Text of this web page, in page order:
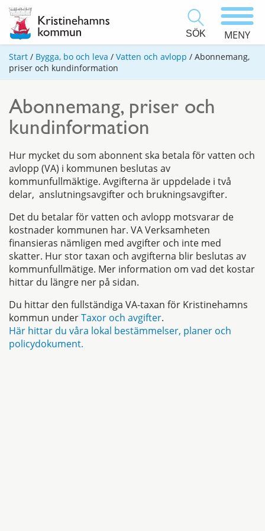
SÖK MENY
Start / Bygga, bo och leva / Vatten och avlopp / Abonnemang,
priser och kundinformation
Abonnemang, priser och
kundinformation
Hur mycket du som abonnent ska betala för vatten och
avlopp (VA) i kommunen beslutas av
kommunfullmäktige. Avgifterna är uppdelade i två
delar, anslutningsavgifter och brukningsavgifter.
Det du betalar för vatten och avlopp motsvarar de
kostnader kommunen har. VA Verksamheten
finansieras nämligen med avgifter och inte med
skatter. Hur stor taxan och avgifterna blir beslutas av
kommunfullmätige. Mer information om vad det kostar
hittar du längre ner på sidan.
Du hittar den fullständiga VA-taxan för Kristinehamns
kommun underTaxor och avgifter.
Här hittar du våra lokal bestämmelser, planer och
policydokument.